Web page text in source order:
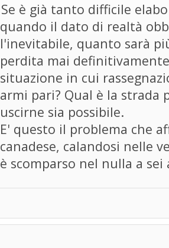
Se è già tanto difficile
quando il dato di realtà
l'inevitabile, quanto sarà
perdita mai
situazione in cui
armi pari? Qual è la strada
uscirne sia possibile.
E' questo il problema che
canadese, calandosi nelle
è scomparso nel nulla a sei